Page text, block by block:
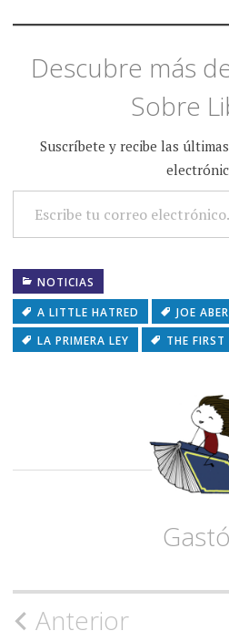
Descubre más
Sobre
Suscríbete y recibe las
ESCRIBE TU CORREO ELECTRÓNICO…
NOTICIAS
A LITTLE HATRED
JOE
LA PRIMERA LEY
THE
Anterior